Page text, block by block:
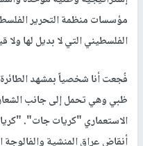
مؤسسات منظمة التحرير
الفلسطيني التي لا بديل لها ولا
فُجعت أنا شخصياً بمشهد
ظبي وهي تحمل إلى جانب
الاستعماري "كريات جات".